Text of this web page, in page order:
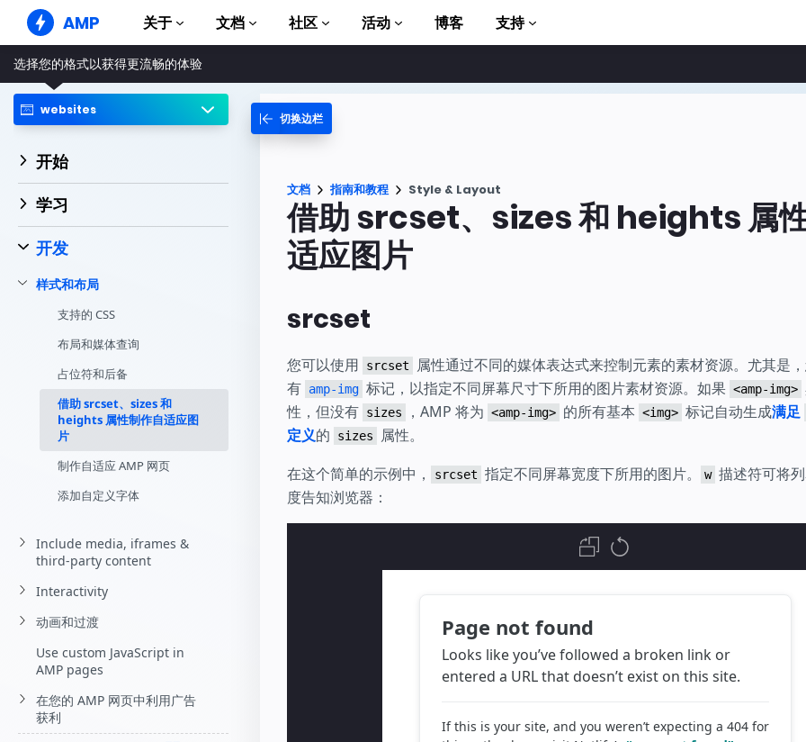
AMP 关于
AMP 网站
打造完美网络体验
Web Stories
简单易懂，老少皆宜
网络上的超快广告
AMP 电子邮件
文档
指南和教程
AMP 使用入门
完整的 AMP 库
示例
Hands-on introduction to AMP
课程
模板
工具
开始构建
社区 活动 博客 支持
选择您的格式以获得更流畅的体验
websites
开始
学习
开发
样式和布局
支持的 CSS
布局和媒体查询
占位符和后备
借助 srcset、sizes 和
heights 属性制作自适应图
片
制作自适应 AMP 网页
添加自定义字体
Include media, iframes &
third-party content
Interactivity
动画和过渡
Use custom JavaScript in
AMP pages
在您的 AMP 网页中利用广告
获利
切换边栏
文档 指南和教程 Style & Layout
借助 srcset、sizes 和 heights 属
适应图片
srcset
您可以使用 srcset
属性通过不同的媒体表达式来控制元素的素材资源。尤其是
有 amp-img 标记，以指定不同屏幕尺寸下所用的图片素材资源。如果 <amp-img>
性，但没有 sizes ，AMP 将为 <amp-img> 的所有基本 <img> 标记自动生成满足
定义的 sizes
属性。
在这个简单的示例中，
srcset 指定不同屏幕宽度下所用的图片。 w 描述符可将
度告知浏览器：